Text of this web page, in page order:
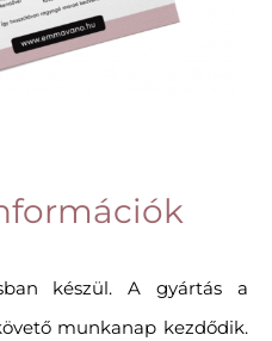
készül. A gyártás a
munkanap kezdődik.